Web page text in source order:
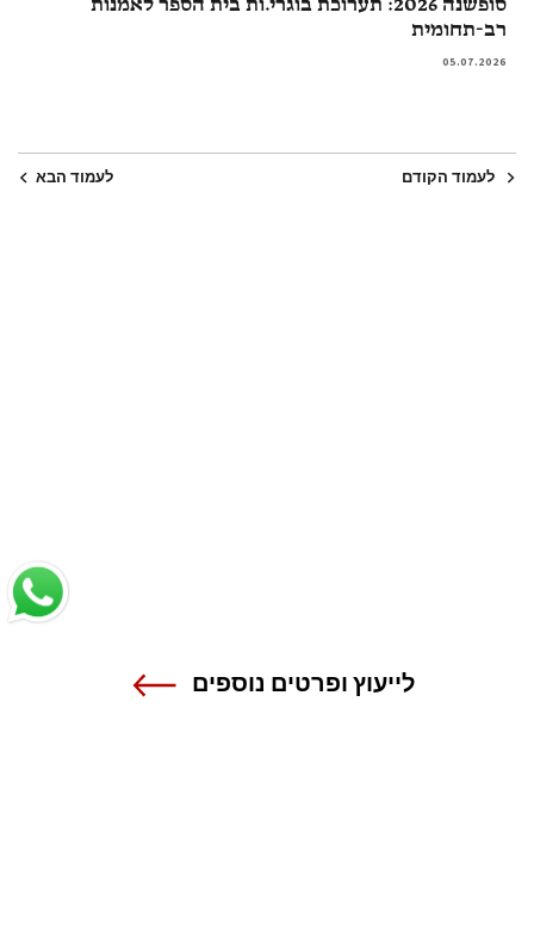
סופשנה 2026: תערוכת בוגרי.ות בית הספר לאמנות
רב-תחומית
05.07.2026
לעמוד הקודם לעמוד הבא
לייעוץ ופרטים נוספים